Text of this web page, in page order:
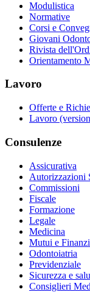
Modulistica
Normative
Corsi e
Giovani
Rivista
Orientamento
Lavoro
Offerte e
Lavoro
Consulenze
Assicurativa
Autorizzazioni
Commissioni
Fiscale
Formazione
Legale
Medicina
Mutui e
Odontoiatria
Previdenziale
Sicurezza e
Consiglieri